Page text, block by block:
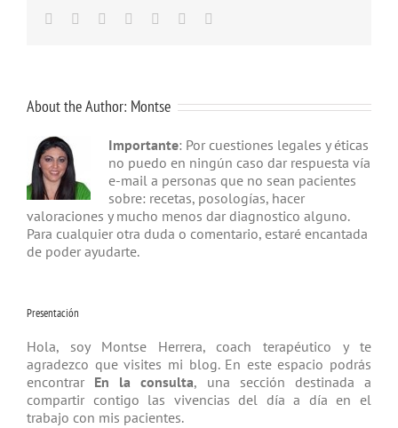
Facebook
TwitterLinkedinGoogle+
TumblrPinterest
About the Author: Montse
Importante: Por cuestiones legales y éticas
no puedo en ningún caso dar respuesta vía
e-mail a personas que no sean pacientes
sobre: recetas, posologías, hacer
valoraciones y mucho menos dar diagnostico alguno.
Para cualquier otra duda o comentario, estaré encantada
de poder ayudarte.
Presentación
Hola, soy Montse Herrera, coach tera­péutico y te
agradezco que visites mi blog. En este espacio podrás
encontrar En la consulta, una sección destinada a
compartir contigo las vivencias del día a día en el
trabajo con mis pacientes.